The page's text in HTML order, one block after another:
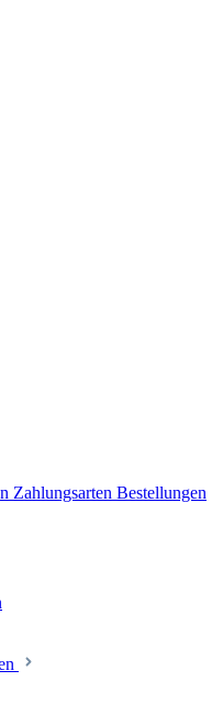
Zahlungsarten Bestellungen